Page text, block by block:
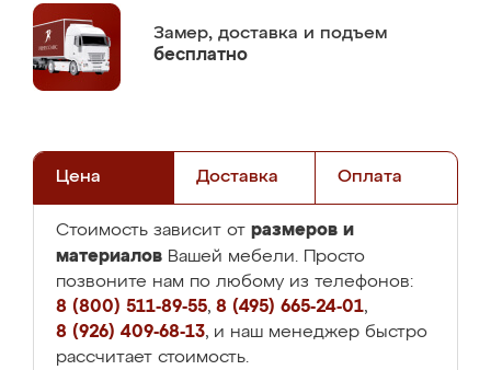
Замер, доставка и подъем
бесплатно
Цена Доставка Оплата
Стоимость зависит от размеров и
материалов Вашей мебели. Просто
позвоните нам по любому из телефонов:
8 (800) 511-89-55, 8 (495) 665-24-01,
8 (926) 409-68-13, и наш менеджер быстро
рассчитает стоимость.